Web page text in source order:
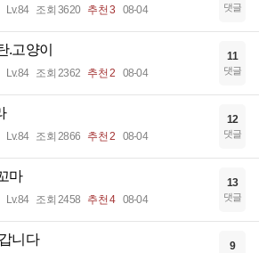
Lv.84 조회 3620 추천 3 08-04 댓글
.고양이
Lv.84 조회 2362 추천 2 08-04
11
댓글
Lv.84 조회 2866 추천 2 08-04
12
댓글
마
Lv.84 조회 2458 추천 4 08-04
13
댓글
니다 9